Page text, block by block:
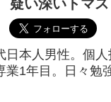
疑い深いトマス
日本人男性。個人
業1年目。日々勉